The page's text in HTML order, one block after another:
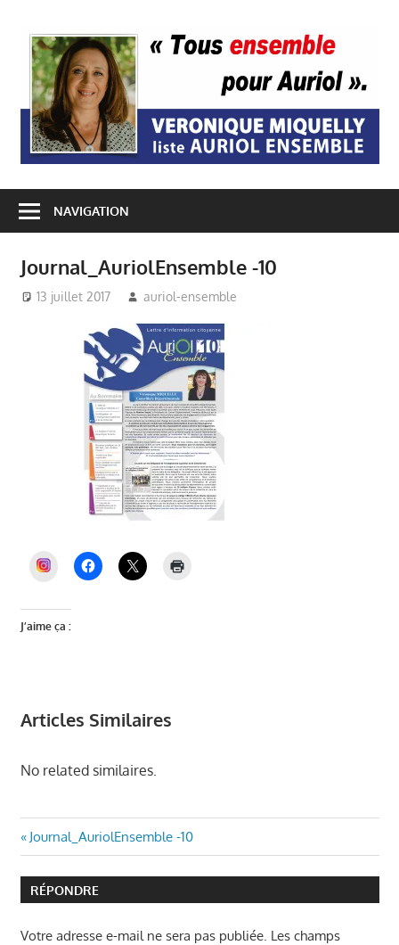
contenu
NAVIGATION
Journal_AuriolEnsemble -10
13 juillet 2017 auriol-ensemble
INSTAGRAM
J’aime ça :
Articles Similaires
No related similaires.
Navigation
de
l’article
Article
précédent
:
Journal_AuriolEnsemble -10
RÉPONDRE
Votre adresse e-mail ne sera pas publiée. Les champs